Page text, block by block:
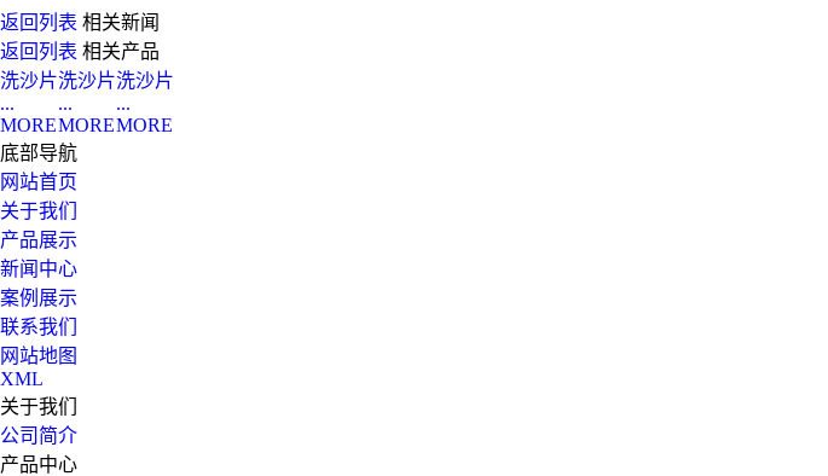
返回列表 相关新闻
返回列表 相关产品
洗沙片
...
MORE
洗沙片
...
MORE
洗沙片
...
MORE
底部导航
网站首页
关于我们
产品展示
新闻中心
案例展示
联系我们
网站地图
XML
关于我们
公司简介
产品中心